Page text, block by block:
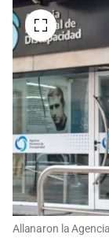
Allanaron la